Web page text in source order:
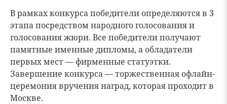
В рамках конкурса победители определяются в 3
этапа посредством народного голосования и
голосования жюри. Все победители получают
памятные именные дипломы, а обладатели
первых мест — фирменные статуэтки.
Завершение конкурса — торжественная офлайн-
церемония вручения наград, которая проходит в
Москве.